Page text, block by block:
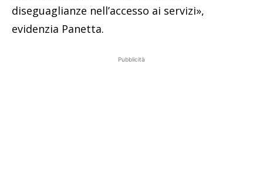
diseguaglianze nell’accesso ai servizi»,
evidenzia Panetta.
Pubblicità